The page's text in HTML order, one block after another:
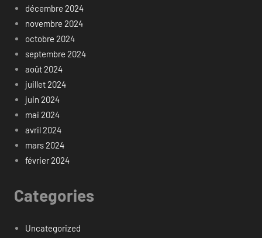
décembre 2024
novembre 2024
octobre 2024
septembre 2024
août 2024
juillet 2024
juin 2024
mai 2024
avril 2024
mars 2024
février 2024
Categories
Uncategorized